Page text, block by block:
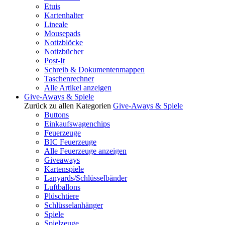
Etuis
Kartenhalter
Lineale
Mousepads
Notizblöcke
Notizbücher
Post-It
Schreib & Dokumentenmappen
Taschenrechner
Alle Artikel anzeigen
Give-Aways & Spiele
Zurück zu allen Kategorien Give-Aways & Spiele
Buttons
Einkaufswagenchips
Feuerzeuge
BIC Feuerzeuge
Alle Feuerzeuge anzeigen
Giveaways
Kartenspiele
Lanyards/Schlüsselbänder
Luftballons
Plüschtiere
Schlüsselanhänger
Spiele
Spielzeuge